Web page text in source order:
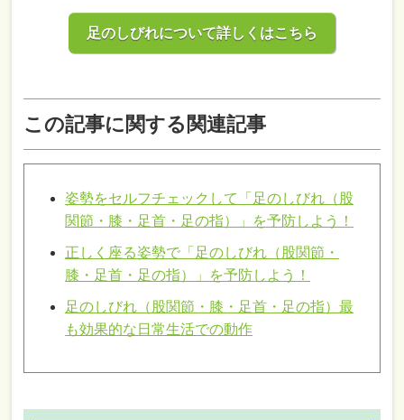
足のしびれについて詳しくはこちら
この記事に関する関連記事
姿勢をセルフチェックして「足のしびれ（股
関節・膝・足首・足の指）」を予防しよう！
正しく座る姿勢で「足のしびれ（股関節・
膝・足首・足の指）」を予防しよう！
足のしびれ（股関節・膝・足首・足の指）最
も効果的な日常生活での動作